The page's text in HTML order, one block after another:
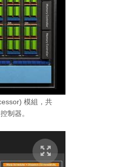
模組，共
制器。